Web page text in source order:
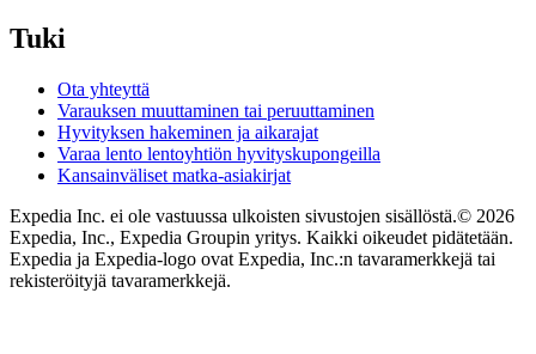
Tuki
Ota yhteyttä
Varauksen muuttaminen tai peruuttaminen
Hyvityksen hakeminen ja aikarajat
Varaa lento lentoyhtiön hyvityskupongeilla
Kansainväliset matka-asiakirjat
Expedia Inc. ei ole vastuussa ulkoisten sivustojen sisällöstä.© 2026
Expedia, Inc., Expedia Groupin yritys. Kaikki oikeudet pidätetään.
Expedia ja Expedia-logo ovat Expedia, Inc.:n tavaramerkkejä tai
rekisteröityjä tavaramerkkejä.